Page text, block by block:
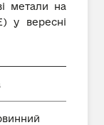
метали на
у вересні